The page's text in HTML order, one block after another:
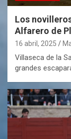
Los
Alfarero de
16 abril, 2025
Villaseca de la
grandes